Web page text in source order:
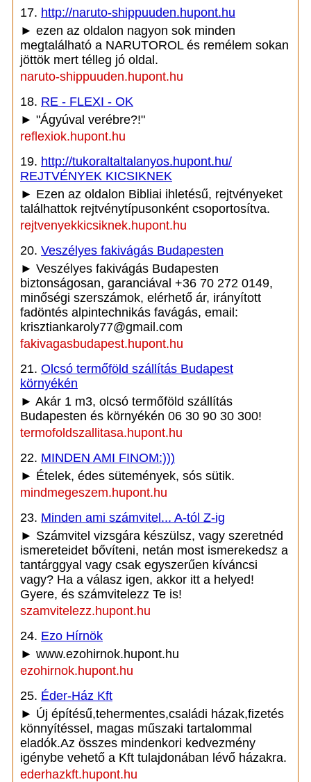
17. http://naruto-shippuuden.hupont.hu
► ezen az oldalon nagyon sok minden
megtalálható a NARUTOROL és remélem sokan
jöttök mert télleg jó oldal.
naruto-shippuuden.hupont.hu
18. RE - FLEXI - OK
► "Ágyúval verébre?!"
reflexiok.hupont.hu
19. http://tukoraltaltalanyos.hupont.hu/
REJTVÉNYEK KICSIKNEK
► Ezen az oldalon Bibliai ihletésű, rejtvényeket
találhattok rejtvénytípusonként csoportosítva.
rejtvenyekkicsiknek.hupont.hu
20. Veszélyes fakivágás Budapesten
► Veszélyes fakivágás Budapesten
biztonságosan, garanciával +36 70 272 0149,
minőségi szerszámok, elérhető ár, irányított
fadöntés alpintechnikás favágás, email:
krisztiankaroly77@gmail.com
fakivagasbudapest.hupont.hu
21. Olcsó termőföld szállítás Budapest
környékén
► Akár 1 m3, olcsó termőföld szállítás
Budapesten és környékén 06 30 90 30 300!
termofoldszallitasa.hupont.hu
22. MINDEN AMI FINOM:)))
► Ételek, édes sütemények, sós sütik.
mindmegeszem.hupont.hu
23. Minden ami számvitel... A-tól Z-ig
► Számvitel vizsgára készülsz, vagy szeretnéd
ismereteidet bővíteni, netán most ismerekedsz a
tantárggyal vagy csak egyszerűen kíváncsi
vagy? Ha a válasz igen, akkor itt a helyed!
Gyere, és számvitelezz Te is!
szamvitelezz.hupont.hu
24. Ezo Hírnök
► www.ezohirnok.hupont.hu
ezohirnok.hupont.hu
25. Éder-Ház Kft
► Új építésű,tehermentes,családi házak,fizetés
könnyítéssel, magas műszaki tartalommal
eladók.Az összes mindenkori kedvezmény
igénybe vehető a Kft tulajdonában lévő házakra.
ederhazkft.hupont.hu